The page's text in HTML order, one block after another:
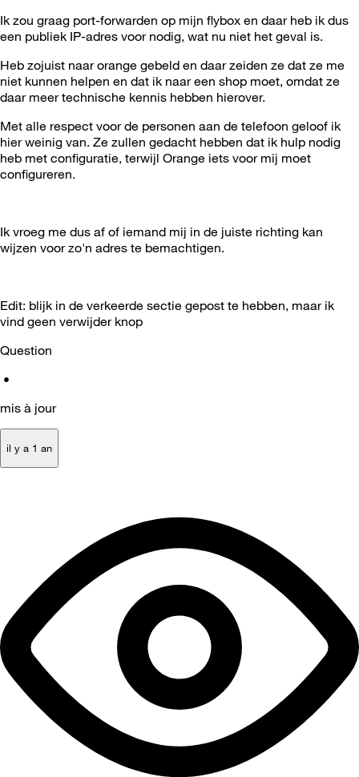
Ik zou graag port-forwarden op mijn flybox en daar heb ik dus
een publiek IP-adres voor nodig, wat nu niet het geval is.
Heb zojuist naar orange gebeld en daar zeiden ze dat ze me
niet kunnen helpen en dat ik naar een shop moet, omdat ze
daar meer technische kennis hebben hierover.
Met alle respect voor de personen aan de telefoon geloof ik
hier weinig van. Ze zullen gedacht hebben dat ik hulp nodig
heb met configuratie, terwijl Orange iets voor mij moet
configureren.
Ik vroeg me dus af of iemand mij in de juiste richting kan
wijzen voor zo'n adres te bemachtigen.
Edit: blijk in de verkeerde sectie gepost te hebben, maar ik
vind geen verwijder knop
Question
•
mis à jour
il y a 1 an